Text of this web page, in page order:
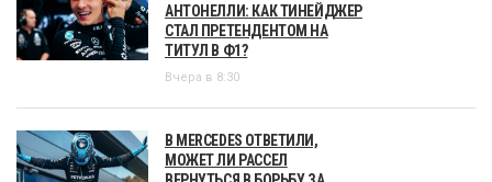
АНТОНЕЛЛИ: КАК ТИНЕЙДЖЕР
СТАЛ ПРЕТЕНДЕНТОМ НА
ТИТУЛ В Ф1?
Вчера в 8:30
В MERCEDES ОТВЕТИЛИ,
МОЖЕТ ЛИ РАССЕЛ